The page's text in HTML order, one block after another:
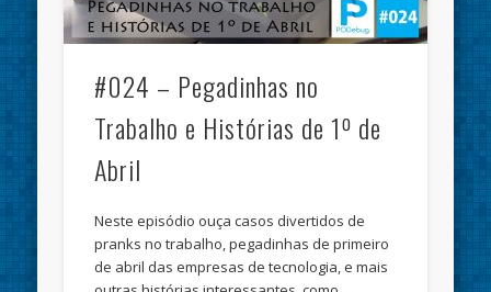
#024 – Pegadinhas no
Trabalho e Histórias de 1º de
Abril
Neste episódio ouça casos divertidos de
pranks no trabalho, pegadinhas de primeiro
de abril das empresas de tecnologia, e mais